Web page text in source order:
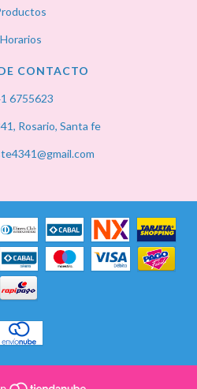
Horarios
CONTACTO
6755623
Rosario, Santa fe